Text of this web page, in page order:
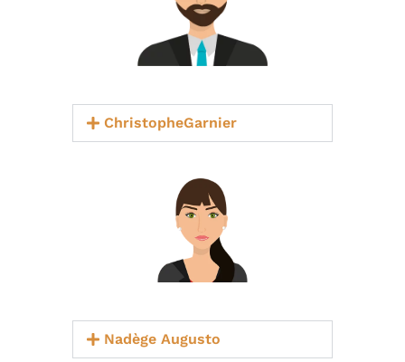
ChristopheGarnier
Nadège Augusto